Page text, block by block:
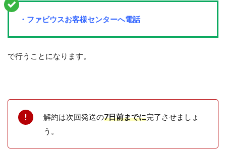
・ファビウスお客様センターへ電話
で行うことになります。
解約は次回発送の7日前までに完了させましょ
う。